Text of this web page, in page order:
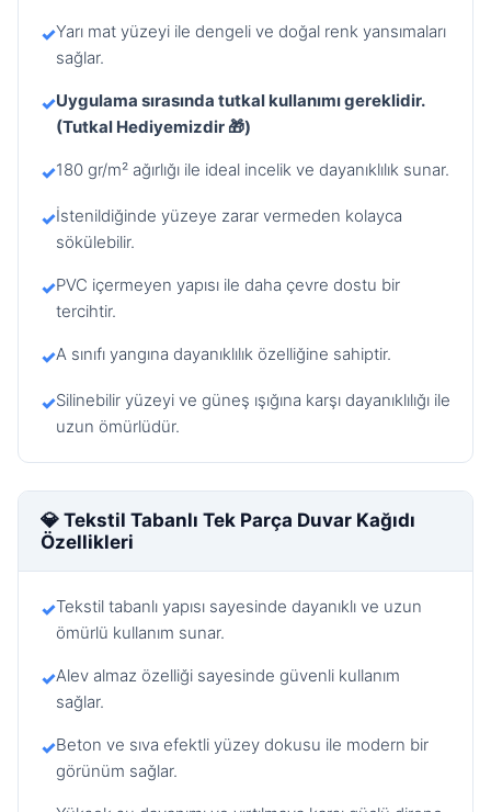
✓Yarı mat yüzeyi ile dengeli ve doğal renk yansımaları
sağlar.
✓Uygulama sırasında tutkal kullanımı gereklidir.
(Tutkal Hediyemizdir 🎁)
✓180 gr/m² ağırlığı ile ideal incelik ve dayanıklılık sunar.
✓İstenildiğinde yüzeye zarar vermeden kolayca
sökülebilir.
✓PVC içermeyen yapısı ile daha çevre dostu bir
tercihtir.
✓A sınıfı yangına dayanıklılık özelliğine sahiptir.
✓Silinebilir yüzeyi ve güneş ışığına karşı dayanıklılığı ile
uzun ömürlüdür.
💎 Tekstil Tabanlı Tek Parça Duvar Kağıdı
Özellikleri
✓Tekstil tabanlı yapısı sayesinde dayanıklı ve uzun
ömürlü kullanım sunar.
✓Alev almaz özelliği sayesinde güvenli kullanım
sağlar.
✓Beton ve sıva efektli yüzey dokusu ile modern bir
görünüm sağlar.